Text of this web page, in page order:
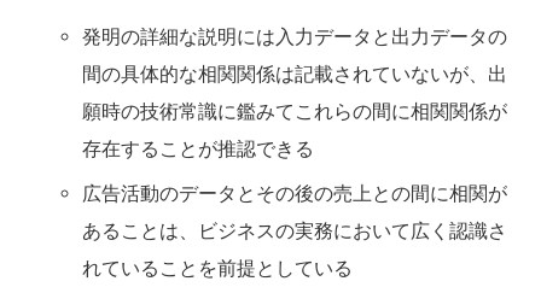
発明の詳細な説明には入力データと出力データの
間の具体的な相関関係は記載されていないが、出
願時の技術常識に鑑みてこれらの間に相関関係が
存在することが推認できる
広告活動のデータとその後の売上との間に相関が
あることは、ビジネスの実務において広く認識さ
れていることを前提としている